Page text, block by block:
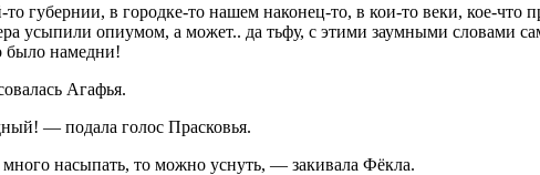
губернии, в городке-то нашем наконец-то, в кои-то веки, кое-
усыпили опиумом, а может.. да тьфу, с этими заумными словами
было намедни!
Агафья.
— подала голос Прасковья.
насыпать, то можно уснуть, — закивала Фёкла.